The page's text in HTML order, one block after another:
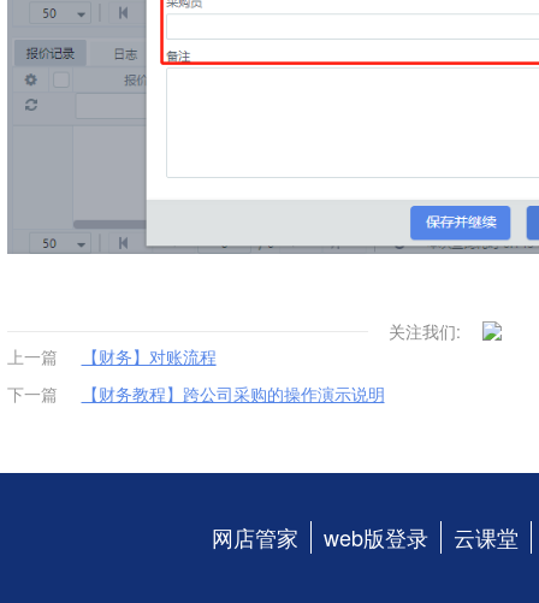
关注我们:
上一篇
【财务】对账流程
下一篇
【财务教程】跨公司采购的操作演示说明
网店管家 web版登录 云课堂